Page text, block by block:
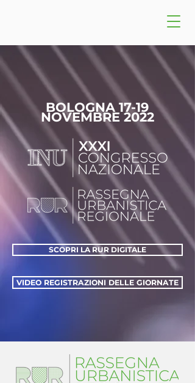
BOLOGNA 17-19
NOVEMBRE 2022
SCOPRI LA RUR DIGITALE
VIDEO REGISTRAZIONI DELLE GIORNATE